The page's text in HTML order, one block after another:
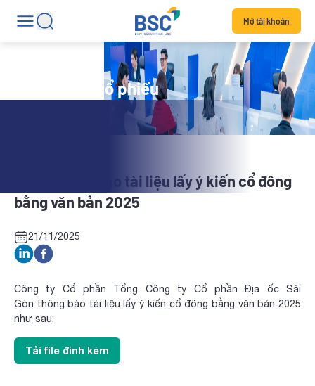
Mở tài khoản
Tin tức mã cổ phiếu
SGR: Thông báo tài liệu lấy ý kiến cổ đông
bằng văn bản 2025
21/11/2025
Công ty Cổ phần Tổng Công ty Cổ phần Địa ốc Sài
Gòn thông báo tài liệu lấy ý kiến cổ đông bằng văn bản 2025
như sau:
Tải file đính kèm